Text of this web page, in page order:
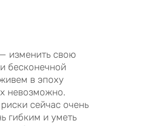
изменить свою
бесконечной
в эпоху
невозможно.
сейчас очень
гибким и уметь